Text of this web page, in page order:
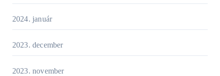
2024. január
2023. december
2023. november